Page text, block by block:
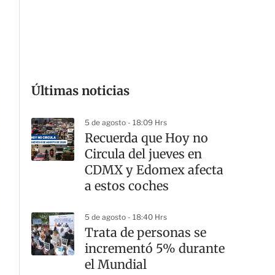
Últimas noticias
5 de agosto - 18:09 Hrs
Recuerda que Hoy no
Circula del jueves en
CDMX y Edomex afecta
a estos coches
5 de agosto - 18:40 Hrs
Trata de personas se
incrementó 5% durante
el Mundial